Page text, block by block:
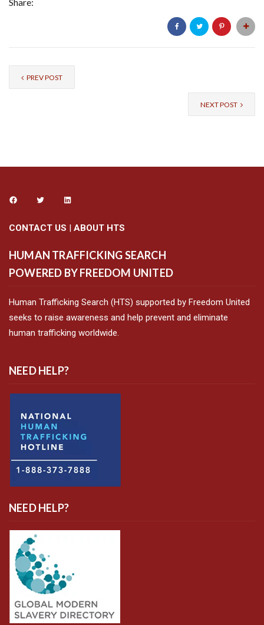
PREV POST
NEXT POST
CONTACT US | ABOUT HTS
HUMAN TRAFFICKING SEARCH
POWERED BY FREEDOM UNITED
Human Trafficking Search (HTS) supported by Freedom United
seeks to raise awareness and help prevent and eliminate
human trafficking worldwide.
NEED HELP?
NEED HELP?